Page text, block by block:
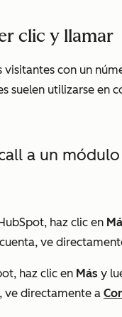
clic y llamar
visitantes con un
suelen utilizarse en
a un
haz clic en
ve
haz clic en Más y
ve directamente a